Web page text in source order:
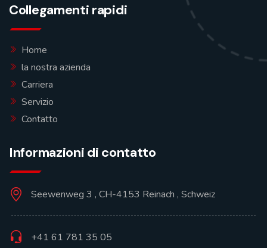
Collegamenti rapidi
Home
la nostra azienda
Carriera
Servizio
Contatto
Informazioni di contatto
Seewenweg 3 , CH-4153 Reinach , Schweiz
+41 61 781 35 05